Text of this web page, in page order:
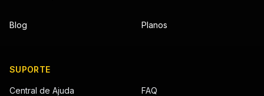
Blog Planos
SUPORTE
Central de Ajuda FAQ